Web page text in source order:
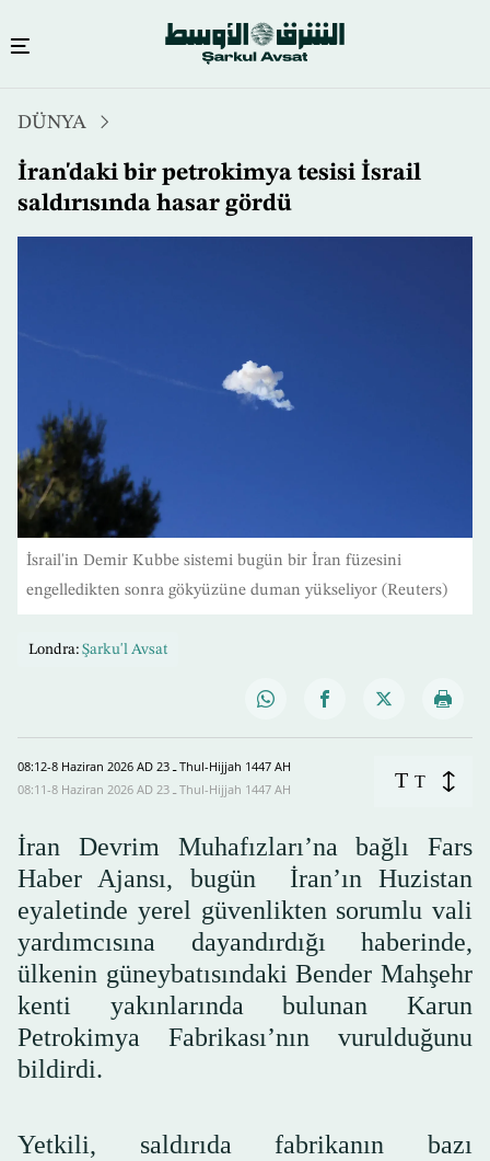
içeriğe
atla
DÜNYA
İran'daki bir petrokimya tesisi İsrail
saldırısında hasar gördü
İsrail'in Demir Kubbe sistemi bugün bir İran füzesini
engelledikten sonra gökyüzüne duman yükseliyor (Reuters)
Londra: Şarku'l Avsat
08:12-8 Haziran 2026 AD ـ 23 Thul-Hijjah 1447 AH
08:11-8 Haziran 2026 AD ـ 23 Thul-Hijjah 1447 AH
T T
İran Devrim Muhafızları’na bağlı Fars
Haber Ajansı, bugün İran’ın Huzistan
eyaletinde yerel güvenlikten sorumlu vali
yardımcısına dayandırdığı haberinde,
ülkenin güneybatısındaki Bender Mahşehr
kenti yakınlarında bulunan Karun
Petrokimya Fabrikası’nın vurulduğunu
bildirdi.
Yetkili, saldırıda fabrikanın bazı